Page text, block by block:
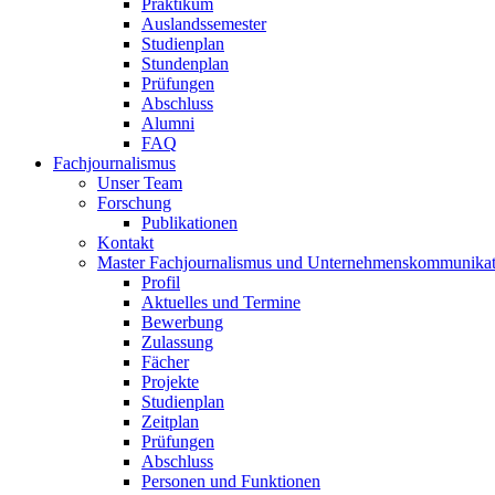
Praktikum
Auslandssemester
Studienplan
Stundenplan
Prüfungen
Abschluss
Alumni
FAQ
Fachjournalismus
Unser Team
Forschung
Publikationen
Kontakt
Master Fachjournalismus und
Profil
Aktuelles und Termine
Bewerbung
Zulassung
Fächer
Projekte
Studienplan
Zeitplan
Prüfungen
Abschluss
Personen und Funktionen